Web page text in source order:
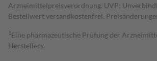
Arzneimittelpreisverordnung. UVP:
Bestell­wert versand­kosten­frei.
1 Eine pharmazeutische Prüfung der
Herstellers.